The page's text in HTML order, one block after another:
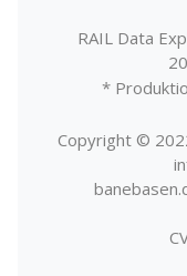
RAIL Data
*
Copyright ©